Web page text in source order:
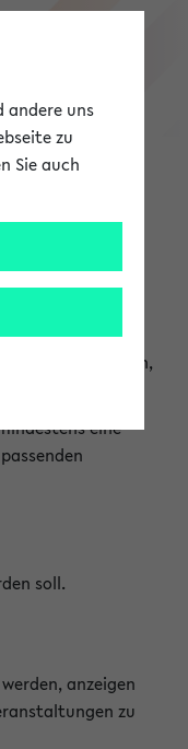
heraussuchen,
eine
soll.
anzeigen
zu
andere uns
zu
Sie auch